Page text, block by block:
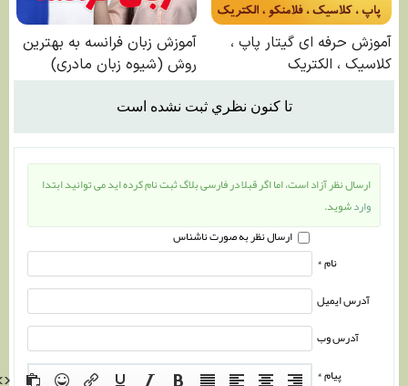
تا كنون نظري ثبت نشده است
ارسال نظر آزاد است، اما اگر قبلا در فارسی بلاگ ثبت نام کرده اید می توانید ابتدا
واردشوید.
ارسال نظر به صورت ناشناس
نام *
آدرس ایمیل
آدرس وب
پیام *